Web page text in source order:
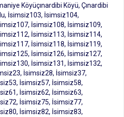
Köyüçınardibi Köyü, Çınardibi
İsimsiz103, İsimsiz104,
İsimsiz108, İsimsiz109,
İsimsiz113, İsimsiz114,
İsimsiz118, İsimsiz119,
İsimsiz126, İsimsiz127,
İsimsiz131, İsimsiz132,
İsimsiz28, İsimsiz37,
İsimsiz57, İsimsiz58,
İsimsiz62, İsimsiz63,
İsimsiz75, İsimsiz77,
İsimsiz82, İsimsiz83,